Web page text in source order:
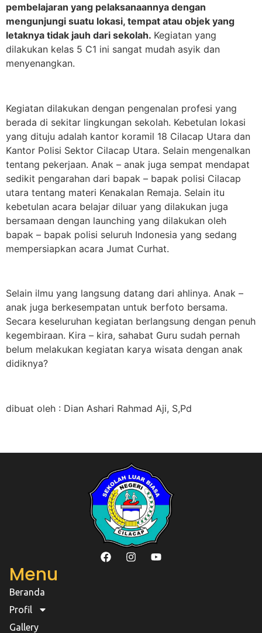
pembelajaran yang pelaksanaannya dengan
mengunjungi suatu lokasi, tempat atau objek yang
letaknya tidak jauh dari sekolah. Kegiatan yang
dilakukan kelas 5 C1 ini sangat mudah asyik dan
menyenangkan.
Kegiatan dilakukan dengan pengenalan profesi yang
berada di sekitar lingkungan sekolah. Kebetulan lokasi
yang dituju adalah kantor koramil 18 Cilacap Utara dan
Kantor Polisi Sektor Cilacap Utara. Selain mengenalkan
tentang pekerjaan. Anak – anak juga sempat mendapat
sedikit pengarahan dari bapak – bapak polisi Cilacap
utara tentang materi Kenakalan Remaja. Selain itu
kebetulan acara belajar diluar yang dilakukan juga
bersamaan dengan launching yang dilakukan oleh
bapak – bapak polisi seluruh Indonesia yang sedang
mempersiapkan acara Jumat Curhat.
Selain ilmu yang langsung datang dari ahlinya. Anak –
anak juga berkesempatan untuk berfoto bersama.
Secara keseluruhan kegiatan berlangsung dengan penuh
kegembiraan. Kira – kira, sahabat Guru sudah pernah
belum melakukan kegiatan karya wisata dengan anak
didiknya?
dibuat oleh : Dian Ashari Rahmad Aji, S,Pd
Menu
Beranda
Profil
Gallery